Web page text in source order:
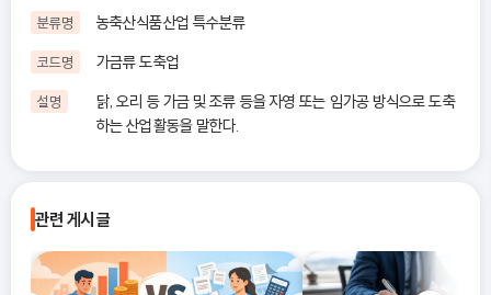
분류명 농축산식품산업 특수분류
코드명 가금류 도축업
설명
닭, 오리 등 가금 및 조류 등을 자영 또는 임가공 방식으로 도축
하는 산업활동을 말한다.
관련 게시글